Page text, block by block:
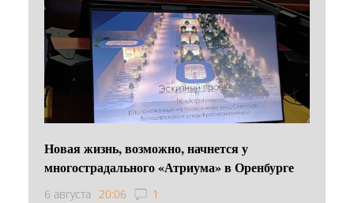
Новая жизнь, возможно, начнется у
многострадального «Атриума» в Оренбурге
6 августа 20:06 1